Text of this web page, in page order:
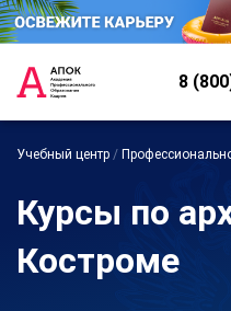
8
Учебный центр /
Курсы по
Костроме